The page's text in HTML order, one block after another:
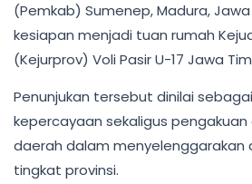
(Pemkab) Sumenep, Madura,
kesiapan menjadi tuan rumah
(Kejurprov) Voli Pasir U-17 Jawa
Penunjukan tersebut dinilai
kepercayaan sekaligus
daerah dalam menyelenggarakan
tingkat provinsi.